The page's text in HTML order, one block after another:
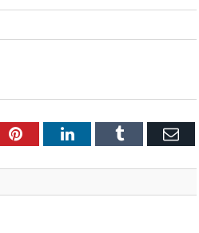
PinterestLinkedInTumblr